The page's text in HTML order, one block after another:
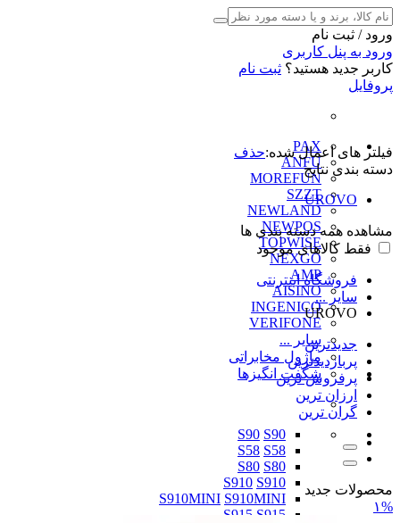
ورود / ثبت نام
ورود به پنل کاربری
کاربر جدید هستید؟ ثبت نام
پروفایل
PAX
ANFU
MOREFUN
SZZT
NEWLAND
NEWPOS
TOPWISE
NEXGO
AMP
AISINO
INGENICO
VERIFONE
سایر ...
ماژول مخابراتی
شگفت انگیزها
S90 S90
S58 S58
S80 S80
S910 S910
S910MINI S910MINI
S915 S915
فیلتر های اعمال شده:حذف
دسته بندی نتایج
UROVO
مشاهده همه دسته بندی ها
فقط کالاهای موجود
فروشگاه اینترنتی
سایر ...
UROVO
جدیدترین
پربازدیدترین
پرفروش ترین
ارزان ترین
گران ترین
محصولات جدید
۱%